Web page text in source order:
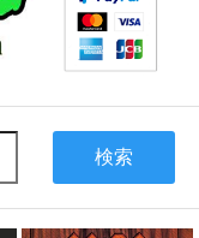
検索